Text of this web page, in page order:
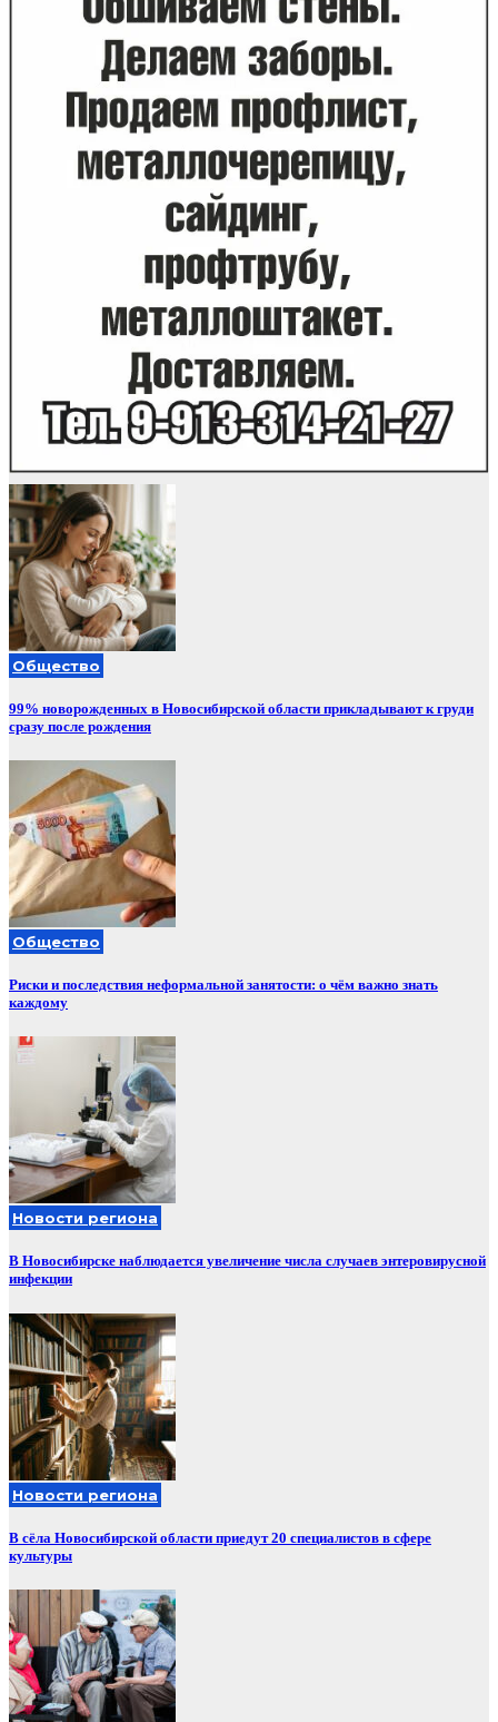
Общество
99% новорожденных в Новосибирской области прикладывают к груди
сразу после рождения
Общество
Риски и последствия неформальной занятости: о чём важно знать
каждому
Новости региона
В Новосибирске наблюдается увеличение числа случаев энтеровирусной
инфекции
Новости региона
В сёла Новосибирской области приедут 20 специалистов в сфере
культуры